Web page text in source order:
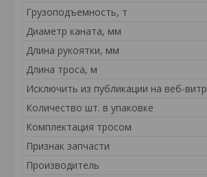
Грузоподъемность, т
Диаметр каната, мм
Длина рукоятки, мм
Длина троса, м
Исключить из публикации на веб-
Количество шт. в упаковке
Комплектация тросом
Признак запчасти
Производитель